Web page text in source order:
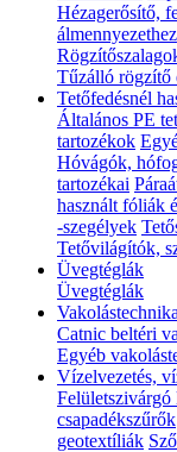
Hézagerősítő,
álmennyezethez
Tűzálló rögzítő
Tetőfedésnél
Általános PE
tartozékok
Hóvágók,
tartozékai
használt fóliák
-szegélyek
Tetővilágítók,
Üvegtéglák
Üvegtéglák
Catnic beltéri
Egyéb
Vízelvezetés,
Felületszivárgó
csapadékszűrők
geotextíliák